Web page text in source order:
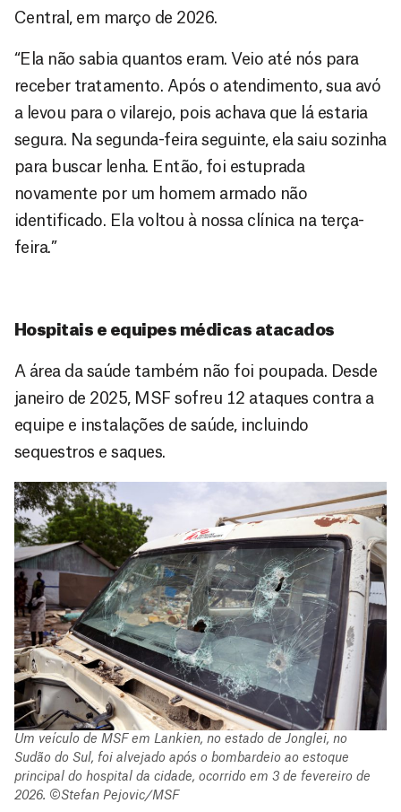
Central, em março de 2026.
“Ela não sabia quantos eram. Veio até nós para
receber tratamento. Após o atendimento, sua avó
a levou para o vilarejo, pois achava que lá estaria
segura. Na segunda-feira seguinte, ela saiu sozinha
para buscar lenha. Então, foi estuprada
novamente por um homem armado não
identificado. Ela voltou à nossa clínica na terça-
feira.”
Hospitais e equipes médicas atacados
A área da saúde também não foi poupada. Desde
janeiro de 2025, MSF sofreu 12 ataques contra a
equipe e instalações de saúde, incluindo
sequestros e saques.
Um veículo de MSF em Lankien, no estado de Jonglei, no
Sudão do Sul, foi alvejado após o bombardeio ao estoque
principal do hospital da cidade, ocorrido em 3 de fevereiro de
2026. ©Stefan Pejovic/MSF